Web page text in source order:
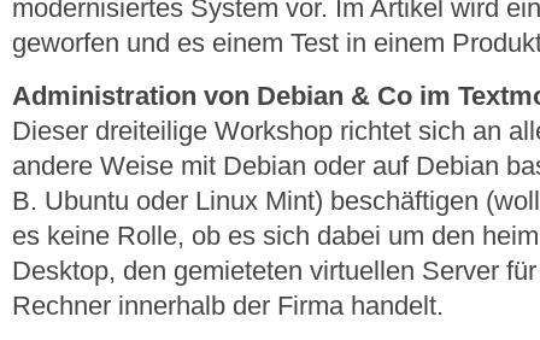
modernisiertes System vor. Im Artikel wird
geworfen und es einem Test in einem
Administration von Debian & Co im
Dieser dreiteilige Workshop richtet sich an
andere Weise mit Debian oder auf Debian
B. Ubuntu oder Linux Mint) beschäftigen
es keine Rolle, ob es sich dabei um den
Desktop, den gemieteten virtuellen Server
Rechner innerhalb der Firma handelt.